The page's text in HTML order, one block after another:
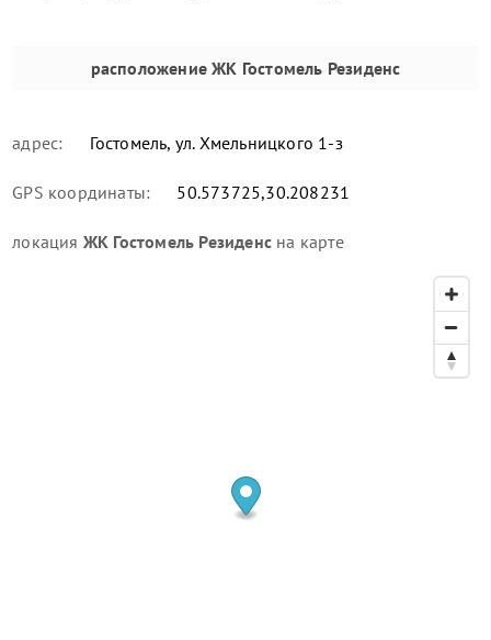
расположение ЖК Гостомель Резиденс
адрес: Гостомель, ул. Хмельницкого 1-з
GPS координаты: 50.573725,30.208231
локация ЖК Гостомель Резиденс на карте